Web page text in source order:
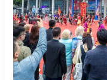
届
中
国
厦
门
国